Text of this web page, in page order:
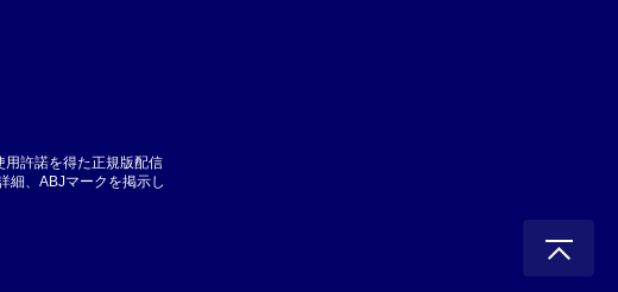
許諾を得た正規版配信
細、ABJマークを掲示し